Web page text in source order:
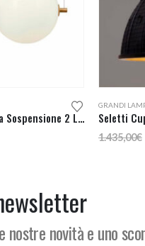
Redo Group Talis Lampada Sospensione 2 Luci
Questo prodotto ha più varianti. Le opzioni possono essere scelte nella pagina del prodotto
GRANDI
Seletti
1.435,00€
novità e uno